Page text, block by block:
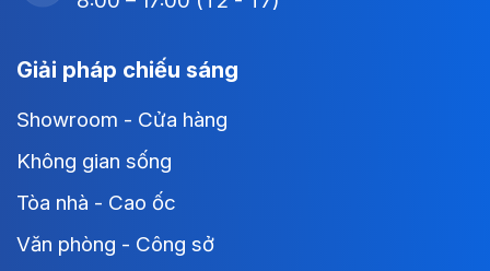
Giải pháp chiếu sáng
Showroom - Cửa hàng
Không gian sống
Tòa nhà - Cao ốc
Văn phòng - Công sở